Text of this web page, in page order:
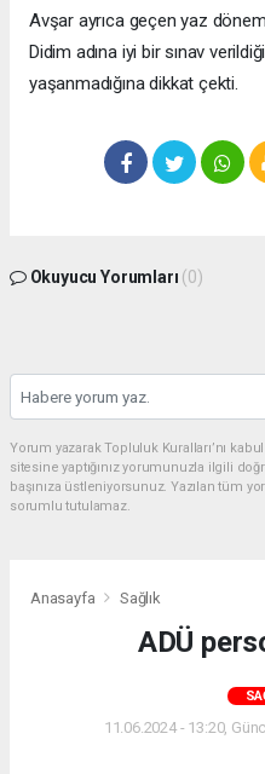
Avşar ayrıca geçen yaz
Didim adına iyi bir sınav
yaşanmadığına dikkat çekti.
Okuyucu Yorumları (0)
Yorum yazarak Topluluk Kuralları’nı
sitesine yaptığınız yorumunuzla ilgili
başınıza üstleniyorsunuz. Yazılan tüm
sorumlu tutulamaz.
Anasayfa Sağlık
ADÜ
11.06.2024 - 13:20,